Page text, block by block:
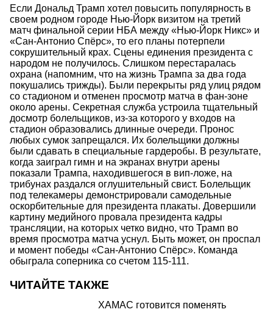
Если Дональд Трамп хотел повысить популярность в
своем родном городе Нью-Йорк визитом на третий
матч финальной серии НБА между «Нью-Йорк Никс» и
«Сан-Антонио Спёрс», то его планы потерпели
сокрушительный крах. Сцены единения президента с
народом не получилось. Слишком перестаралась
охрана (напомним, что на жизнь Трампа за два года
покушались трижды). Были перекрыты ряд улиц рядом
со стадионом и отменен просмотр матча в фан-зоне
около арены. Секретная служба устроила тщательный
досмотр болельщиков, из-за которого у входов на
стадион образовались длинные очереди. Пронос
любых сумок запрещался. Их болельщики должны
были сдавать в специальные гардеробы. В результате,
когда заиграл гимн и на экранах внутри арены
показали Трампа, находившегося в вип-ложе, на
трибунах раздался оглушительный свист. Болельщик
под телекамеры демонстрировали самодельные
оскорбительные для президента плакаты. Довершили
картину медийного провала президента кадры
трансляции, на которых четко видно, что Трамп во
время просмотра матча уснул. Быть может, он проспал
и момент победы «Сан-Антонио Спёрс». Команда
обыграла соперника со счетом 115-111.
ЧИТАЙТЕ ТАКЖЕ
ХАМАС готовится поменять